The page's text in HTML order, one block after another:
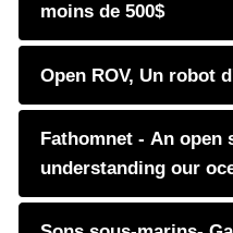
moins de 500$
Open ROV, Un robot
Fathomnet - An open
understanding our